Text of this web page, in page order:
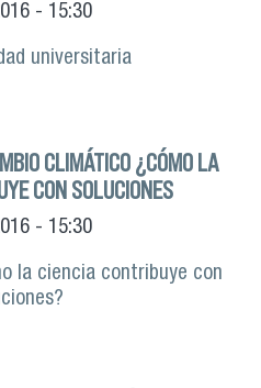
- 15:30
universitaria
CLIMÁTICO ¿CÓMO LA
CON SOLUCIONES
- 15:30
la ciencia contribuye con